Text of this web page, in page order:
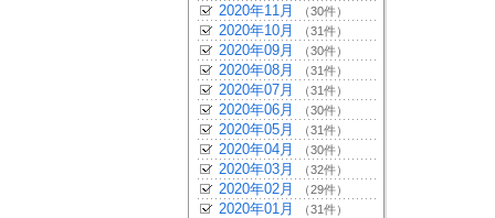
2020年11月 （30件）
2020年10月 （31件）
2020年09月 （30件）
2020年08月 （31件）
2020年07月 （31件）
2020年06月 （30件）
2020年05月 （31件）
2020年04月 （30件）
2020年03月 （32件）
2020年02月 （29件）
2020年01月 （31件）